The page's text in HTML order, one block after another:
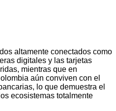
altamente conectados como
digitales y las tarjetas
mientras que en
aún conviven con el
lo que demuestra el
ecosistemas totalmente